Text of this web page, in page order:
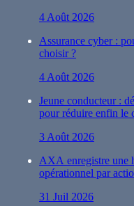
4 Août 2026
Assurance cyber :
choisir ?
4 Août 2026
Jeune conducteur :
pour réduire enfin le
3 Août 2026
AXA enregistre une
opérationnel par
31 Juil 2026